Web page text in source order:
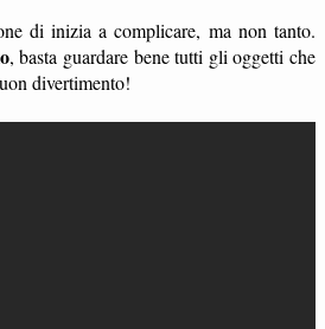
di inizia a complicare, ma non tanto.
, basta guardare bene tutti gli oggetti che
divertimento!